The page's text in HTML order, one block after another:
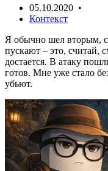
05.10.2020 •
Контекст
Я обычно шел вторым,
пускают – это, считай,
достается. В атаку
готов. Мне уже стало
убьют.